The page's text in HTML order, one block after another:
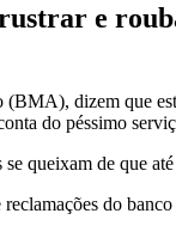
e
dizem que
do péssimo
queixam de que
do